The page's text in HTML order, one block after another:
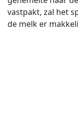
vastpakt, zal het
de melk er